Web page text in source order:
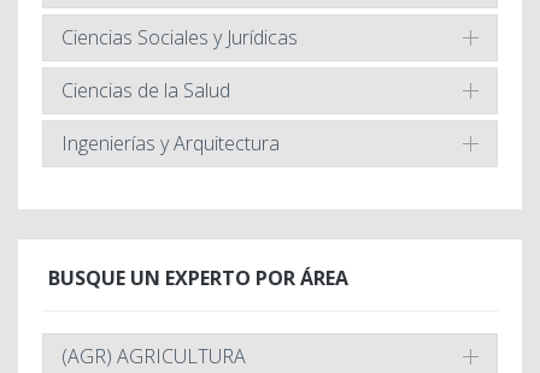
Ciencias Sociales y Jurídicas
Ciencias de la Salud
Ingenierías y Arquitectura
BUSQUE UN EXPERTO POR ÁREA
(AGR) AGRICULTURA